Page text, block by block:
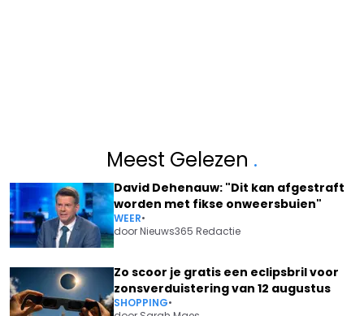
Meest Gelezen .
David Dehenauw: "Dit kan afgestraft
worden met fikse onweersbuien"
WEER•
doorNieuws365 Redactie
Zo scoor je gratis een eclipsbril voor
zonsverduistering van 12 augustus
SHOPPING•